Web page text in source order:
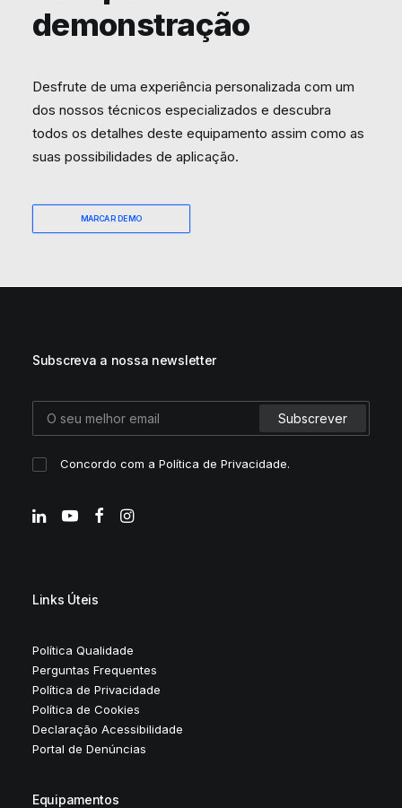
Subscreva a nossa newsletter
Concordo com aPolítica de Privacidade.
Links Úteis
Política Qualidade
Perguntas Frequentes
Política de Privacidade
Política de Cookies
Declaração Acessibilidade
Portal de Denúncias
Equipamentos